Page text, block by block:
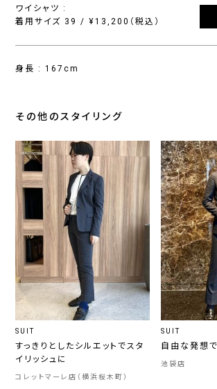
ワイシャツ :
着用サイズ 39 / ¥13,200（税込）
身長 : 167cm
その他のスタイリング
SUIT
すっきりとしたシルエットでスタ
イリッシュに
コレットマーレ店（横浜桜木町）
SUIT
自由な発想
池袋店